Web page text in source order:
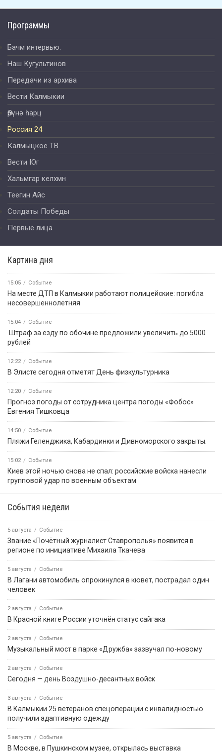
Программы
Бачм интервью.
Наш Кугультинов
Передачи из архива
Вести Калмыкии
Өрүнә һарц
Россия 24
Калмыцкое ТВ
Вести Юг
Хальмгар келхмн
Теегин Айс
Солдаты Победы
Первые лица
Картина дня
15:05 Событие
На месте ДТП в Калмыкии работают полицейские: погибла
несовершеннолетняя
15:04 Событие
️ Штраф за езду по обочине предложили увеличить до 5000
рублей
12:22 Событие
В Элисте сегодня отметят День физкультурника
12:20 Событие
Прогноз погоды от сотрудника центра погоды «Фобос»
Евгения Тишковца
14:50 Событие
️Пляжи Геленджика, Кабардинки и Дивноморского закрыты.
15:02 Событие
Киев этой ночью снова не спал: российские войска нанесли
групповой удар по военным объектам
События недели
5 августа Событие
Звание «Почётный журналист Ставрополья» появится в
регионе по инициативе Михаила Ткачева
5 августа Событие
В Лагани автомобиль опрокинулся в кювет, пострадал один
человек
2 августа Событие
В Красной книге России уточнён статус сайгака
2 августа Событие
Музыкальный мост в парке «Дружба» зазвучал по-новому
2 августа Событие
Сегодня — день Воздушно-десантных войск
3 августа Событие
В Калмыкии 25 ветеранов спецоперации с инвалидностью
получили адаптивную одежду
5 августа Событие
В Москве, в Пушкинском музее, открылась выставка